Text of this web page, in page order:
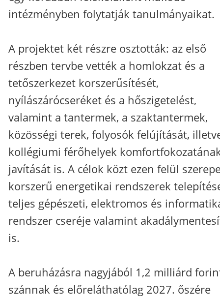
intézményben folytatják tanulmányaikat.
A projektet két részre osztották: az első
részben tervbe vették a homlokzat és a
tetőszerkezet korszerűsítését,
nyílászárócseréket és a hőszigetelést,
valamint a tantermek, a szaktantermek,
közösségi terek, folyosók felújítását,
kollégiumi férőhelyek
javítását is. A célok közt ezen felül
korszerű energetikai rendszerek
teljes gépészeti, elektromos és
rendszer cseréje valamint
is.
A beruházásra nagyjából 1,2 milliárd
szánnak és előreláthatólag 2027. őszére